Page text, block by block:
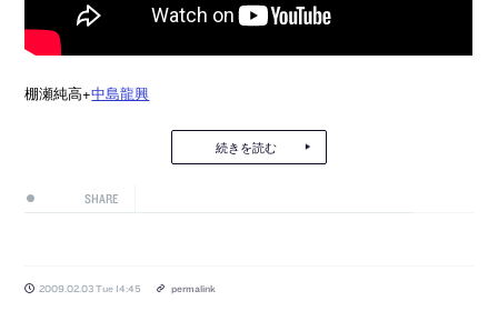
棚瀬純高+中島龍興
続きを読む
SHARE
2009.02.03 Tue 14:45 permalink